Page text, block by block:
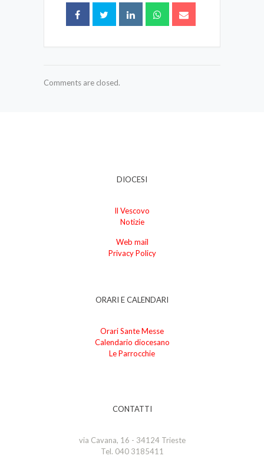
Comments are closed.
DIOCESI
Il Vescovo
Notizie
Web mail
Privacy Policy
ORARI E CALENDARI
Orari Sante Messe
Calendario diocesano
Le Parrocchie
CONTATTI
via Cavana, 16 - 34124 Trieste
Tel. 040 3185411